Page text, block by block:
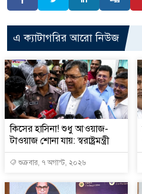
এ ক্যাটাগরির আরো নিউজ
কিসের হাসিনা! শুধু আওয়াজ-
টাওয়াজ শোনা যায়: স্বরাষ্ট্রমন্ত্রী
শুক্রবার, ৭ অগাস্ট, ২০২৬